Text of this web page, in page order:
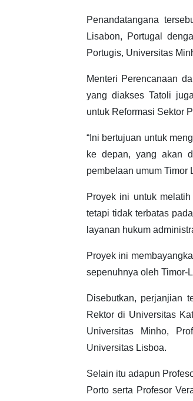
Penandatangana
Lisabon, Portugal
Portugis, Universitas
Menteri Perencanaan
yang diakses Tatoli
untuk Reformasi Sektor
“Ini bertujuan untuk
ke depan, yang akan
pembelaan umum Timor
Proyek ini untuk
tetapi tidak terbatas
layanan hukum
Proyek ini
sepenuhnya oleh Timor-
Disebutkan, perjanjian
Rektor di Universitas
Universitas Minho,
Universitas Lisboa.
Selain itu adapun
Porto serta Profesor